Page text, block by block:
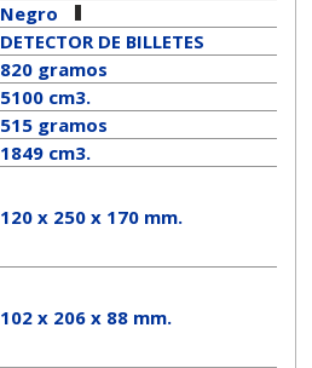
Negro
DETECTOR DE BILLETES
820 gramos
5100 cm3.
515gramos
1849 cm3.
120 x 250 x 170 mm.
102x 206x 88mm.